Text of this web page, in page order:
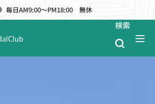
毎日AM9:00～PM18:00 無休
検索